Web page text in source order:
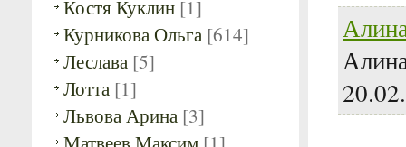
Костя Куклин [1]
Курникова Ольга [614]
Леслава [5]
Лотта [1]
Львова Арина [3]